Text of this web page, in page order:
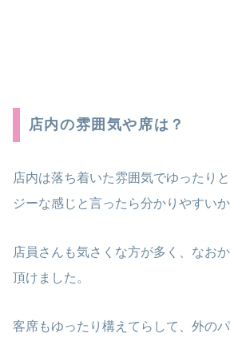
店内の雰囲気や席は？
店内は落ち着いた雰囲気でゆったり
ジーな感じと言ったら分かりやすいか
店員さんも気さくな方が多く、なお
頂けました。
客席もゆったり構えてらして、外の